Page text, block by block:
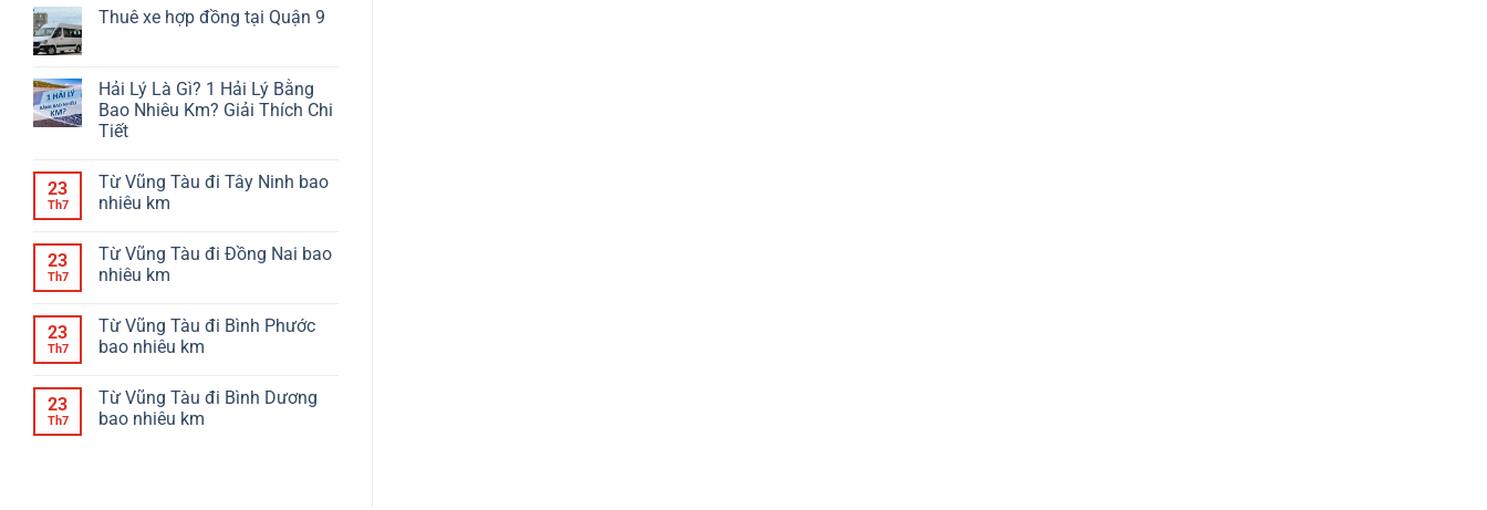
Thuê xe hợp đồng tại Quận 9
Hải Lý Là Gì? 1 Hải Lý Bằng
Bao Nhiêu Km? Giải Thích Chi
Tiết
23
Th7
Từ Vũng Tàu đi Tây Ninh bao
nhiêu km
23
Th7
Từ Vũng Tàu đi Đồng Nai bao
nhiêu km
23
Th7
Từ Vũng Tàu đi Bình Phước
bao nhiêu km
23
Th7
Từ Vũng Tàu đi Bình Dương
bao nhiêu km